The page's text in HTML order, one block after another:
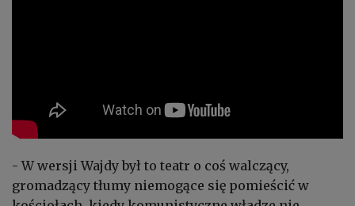
- W wersji Wajdy był to teatr o coś walczący,
gromadzący tłumy niemogące się pomieścić w